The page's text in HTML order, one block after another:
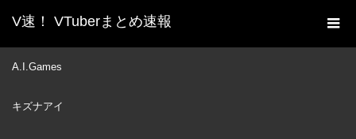
V速！ VTuberまとめ速報
A.I.Games
キズナアイ
ホーム
新着動画一覧
オ/大空スバル/百鬼あやめ/ホロライブ/切り抜き】